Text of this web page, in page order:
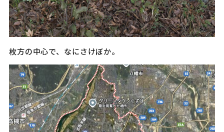
枚方の中心で、なにさけぼか。